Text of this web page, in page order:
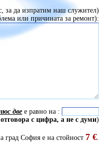
за да изпратим наш служител)
или причината за ремонт):
две е равно на :
с цифра, а не с думи)
град София е на стойност 7 €.